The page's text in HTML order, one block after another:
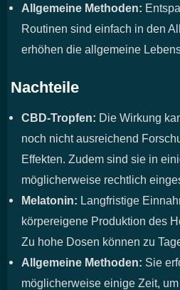
Allgemeine Methoden:
Routinen sind einfach in den
erhöhen die allgemeine
Nachteile
CBD-Tropfen: Die Wirkung
noch nicht ausreichend
Effekten. Zudem sind sie in
möglicherweise rechtlich
Melatonin: Langfristige
körpereigene Produktion des
Zu hohe Dosen können zu
Allgemeine Methoden: Sie
möglicherweise einige Zeit,